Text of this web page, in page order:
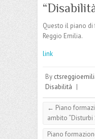
Questo il piano
Reggio Emilia.
link
By
Disabilità |
← Piano
ambito
Piano